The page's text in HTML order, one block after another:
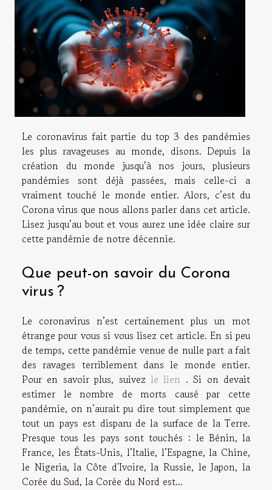
Le coronavirus fait partie du top 3 des pandémies
les plus ravageuses au monde, disons. Depuis la
création du monde jusqu’à nos jours, plusieurs
pandémies sont déjà passées, mais celle-ci a
vraiment touché le monde entier. Alors, c’est du
Corona virus que nous allons parler dans cet article.
Lisez jusqu’au bout et vous aurez une idée claire sur
cette pandémie de notre décennie.
Que peut-on savoir du Corona
virus ?
Le coronavirus n’est certainement plus un mot
étrange pour vous si vous lisez cet article. En si peu
de temps, cette pandémie venue de nulle part a fait
des ravages terriblement dans le monde entier.
Pour en savoir plus, suivez le lien . Si on devait
estimer le nombre de morts causé par cette
pandémie, on n’aurait pu dire tout simplement que
tout un pays est disparu de la surface de la Terre.
Presque tous les pays sont touchés : le Bénin, la
France, les États-Unis, l’Italie, l’Espagne, la Chine,
le Nigeria, la Côte d'Ivoire, la Russie, le Japon, la
Corée du Sud, la Corée du Nord est...